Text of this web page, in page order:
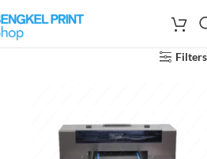
Filters